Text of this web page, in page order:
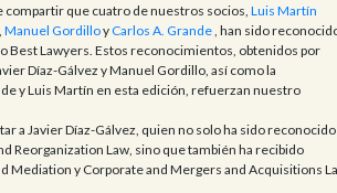
compartir que cuatro de nuestros socios, Luis Martín
Manuel GordilloyCarlos A. Grande, han sido
Best Lawyers. Estos reconocimientos, obtenidos por
Díaz-Gálvez y Manuel Gordillo, así como la
y Luis Martín en esta edición, refuerzan nuestro
a Javier Díaz-Gálvez, quien no solo ha sido reconocido
Reorganization Law, sino que también ha recibido
Mediation y Corporate and Mergers and Acquisitions